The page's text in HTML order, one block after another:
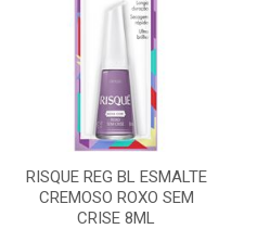
RISQUE REG BL ESMALTE
CREMOSO ROXO SEM
CRISE 8ML